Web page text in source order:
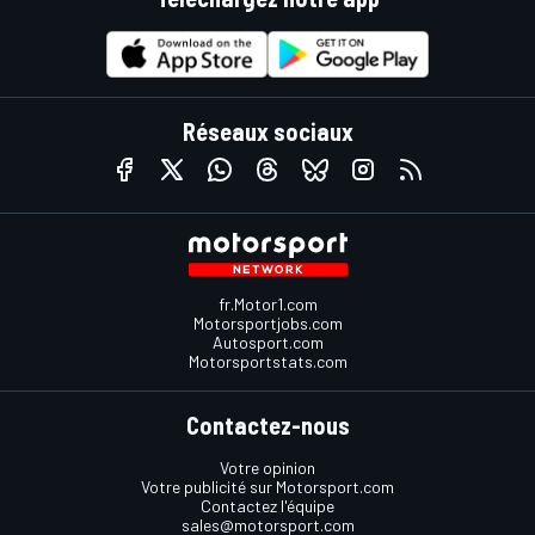
Réseaux sociaux
fr.Motor1.com
Motorsportjobs.com
Autosport.com
Motorsportstats.com
Contactez-nous
Votre opinion
Votre publicité sur Motorsport.com
Contactez l'équipe
sales@motorsport.com